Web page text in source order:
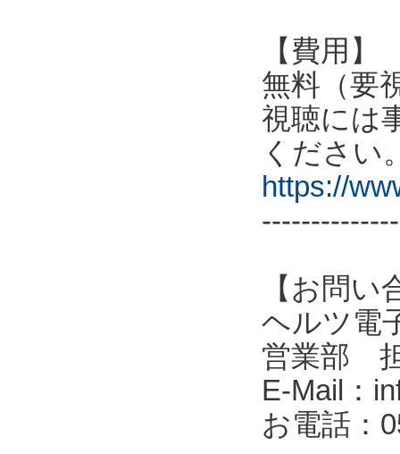
【費用】
無料（要
視聴には
ください
https://
【お問い
ヘルツ電
営業部
E-Mail：
お電話：